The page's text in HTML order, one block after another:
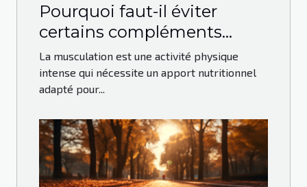
Pourquoi faut-il éviter
certains compléments
alimentaires dans la
musculation ?
La musculation est une activité physique
intense qui nécessite un apport nutritionnel
adapté pour...